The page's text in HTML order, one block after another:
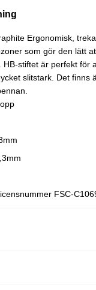
Ergonomisk,
som gör den lätt
stiftet är perfekt för
slitstark. Det finns
FSC-